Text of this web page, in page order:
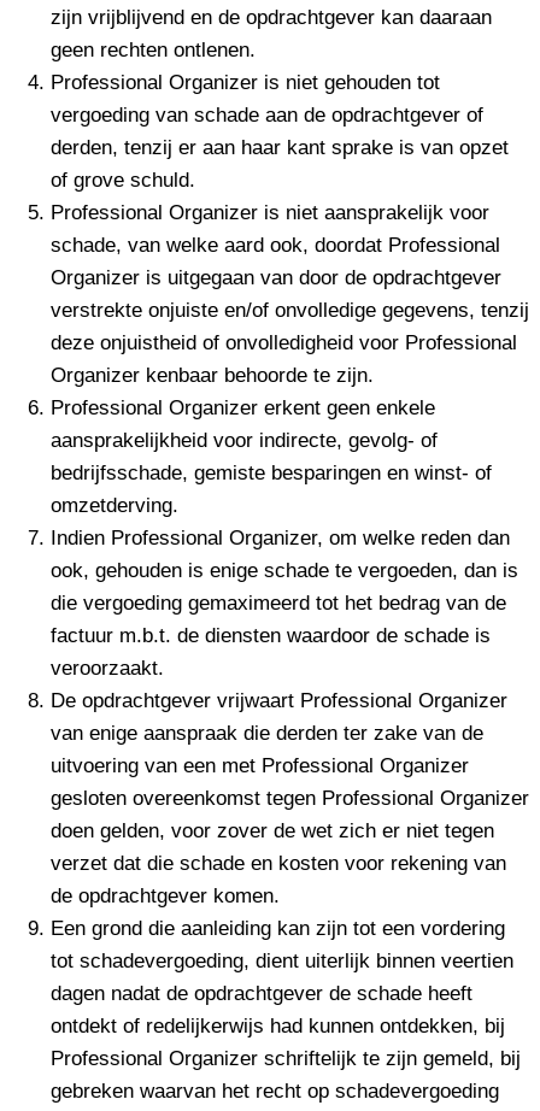
zijn vrijblijvend en de opdrachtgever kan daaraan
geen rechten ontlenen.
Professional Organizer is niet gehouden tot
vergoeding van schade aan de opdrachtgever of
derden, tenzij er aan haar kant sprake is van opzet
of grove schuld.
Professional Organizer is niet aansprakelijk voor
schade, van welke aard ook, doordat Professional
Organizer is uitgegaan van door de opdrachtgever
verstrekte onjuiste en/of onvolledige gegevens, tenzij
deze onjuistheid of onvolledigheid voor Professional
Organizer kenbaar behoorde te zijn.
Professional Organizer erkent geen enkele
aansprakelijkheid voor indirecte, gevolg- of
bedrijfsschade, gemiste besparingen en winst- of
omzetderving.
Indien Professional Organizer, om welke reden dan
ook, gehouden is enige schade te vergoeden, dan is
die vergoeding gemaximeerd tot het bedrag van de
factuur m.b.t. de diensten waardoor de schade is
veroorzaakt.
De opdrachtgever vrijwaart Professional Organizer
van enige aanspraak die derden ter zake van de
uitvoering van een met Professional Organizer
gesloten overeenkomst tegen Professional Organizer
doen gelden, voor zover de wet zich er niet tegen
verzet dat die schade en kosten voor rekening van
de opdrachtgever komen.
Een grond die aanleiding kan zijn tot een vordering
tot schadevergoeding, dient uiterlijk binnen veertien
dagen nadat de opdrachtgever de schade heeft
ontdekt of redelijkerwijs had kunnen ontdekken, bij
Professional Organizer schriftelijk te zijn gemeld, bij
gebreken waarvan het recht op schadevergoeding